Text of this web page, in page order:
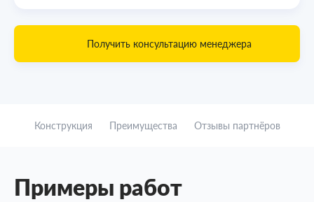
Получить консультацию менеджера
Конструкция Преимущества Отзывы партнёров
Примеры работ